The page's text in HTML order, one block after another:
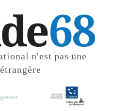
n'est pas une